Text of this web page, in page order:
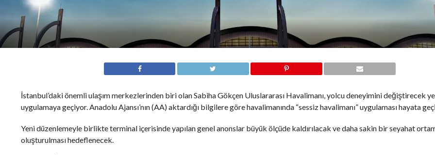
İstanbul’daki önemli ulaşım merkezlerinden biri olan Sabiha Gökçen Uluslararası Havalimanı, yolcu deneyimini değiştirecek
uygulamaya geçiyor. Anadolu Ajansı’nın (AA) aktardığı bilgilere göre havalimanında “sessiz havalimanı” uygulaması hayata
Yeni düzenlemeyle birlikte terminal içerisinde yapılan genel anonslar büyük ölçüde kaldırılacak ve daha sakin bir seyahat
oluşturulması hedeflenecek.